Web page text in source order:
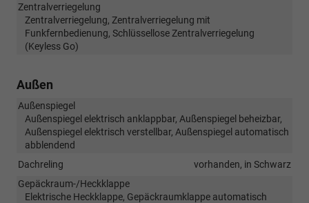
Zentralverriegelung
Zentralverriegelung, Zentralverriegelung mit
Funkfernbedienung, Schlüssellose Zentralverriegelung
(Keyless Go)
Außen
Außenspiegel
Außenspiegel elektrisch anklappbar, Außenspiegel beheizbar,
Außenspiegel elektrisch verstellbar, Außenspiegel automatisch
abblendend
Dachreling
vorhanden, in Schwarz
Gepäckraum-/Heckklappe
Elektrische Heckklappe, Gepäckraumklappe automatisch